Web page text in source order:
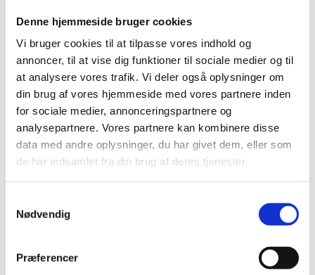
Denne hjemmeside bruger cookies
Vi bruger cookies til at tilpasse vores indhold og
annoncer, til at vise dig funktioner til sociale medier og til
at analysere vores trafik. Vi deler også oplysninger om
din brug af vores hjemmeside med vores partnere inden
for sociale medier, annonceringspartnere og
analysepartnere. Vores partnere kan kombinere disse
data med andre oplysninger, du har givet dem, eller som
de har indsamlet fra din brug af deres tjenester.
Nødvendig
Præferencer
for unge ved at styrke jobskabelse, basale rettigheder
og civilt engegement.
Otte indsatsområder
Den nye DAPP-fase består af otte indsatsområder, der
falder ind under to søjler:
Menneskerettigheder og inklusion:
Ligestilling mellem køn